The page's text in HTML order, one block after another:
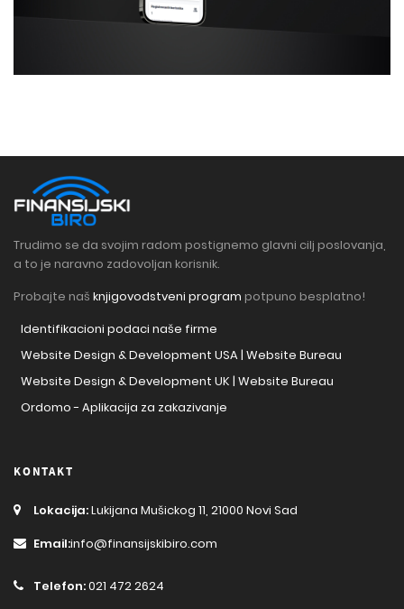
Trudimo se da svojim radom postignemo glavni cilj poslovanja,
a to je naravno zadovoljan korisnik.
Probajte naš knjigovodstveni program potpuno besplatno!
Identifikacioni podaci naše firme
Website Design & Development USA | Website Bureau
Website Design & Development UK | Website Bureau
Ordomo - Aplikacija za zakazivanje
KONTAKT
Lokacija:Lukijana Mušickog 11, 21000 Novi Sad
Email:info@finansijskibiro.com
Telefon:021 472 2624